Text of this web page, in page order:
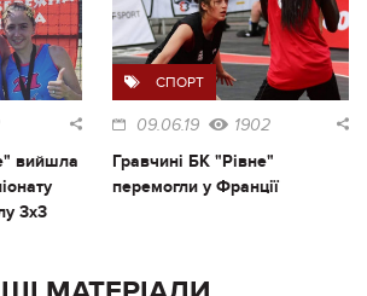
вийшла
3х3
СПОРТ
09.06.19 1902
Гравчині БК "Рівне"
перемогли у Франції